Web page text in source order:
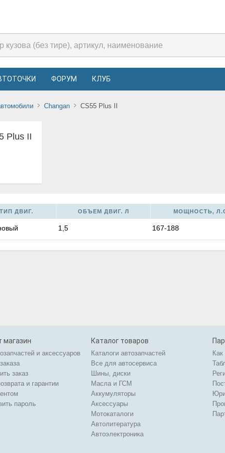
ФОРУМ КЛУБ
Changan CS55 Plus II
Plus II
ТИП ДВИГ. ОБЪЕМ ДВИГ. Л МОЩНОСТЬ,
1,5 167-188
магазин
и аксессуаров
заказ
и гарантии
пароль
Каталог товаров
Каталоги автозапчастей
Все для автосервиса
Шины, диски
Масла и ГСМ
Аккумуляторы
Аксессуары
Мотокаталоги
Автолитература
Автоэлектроника